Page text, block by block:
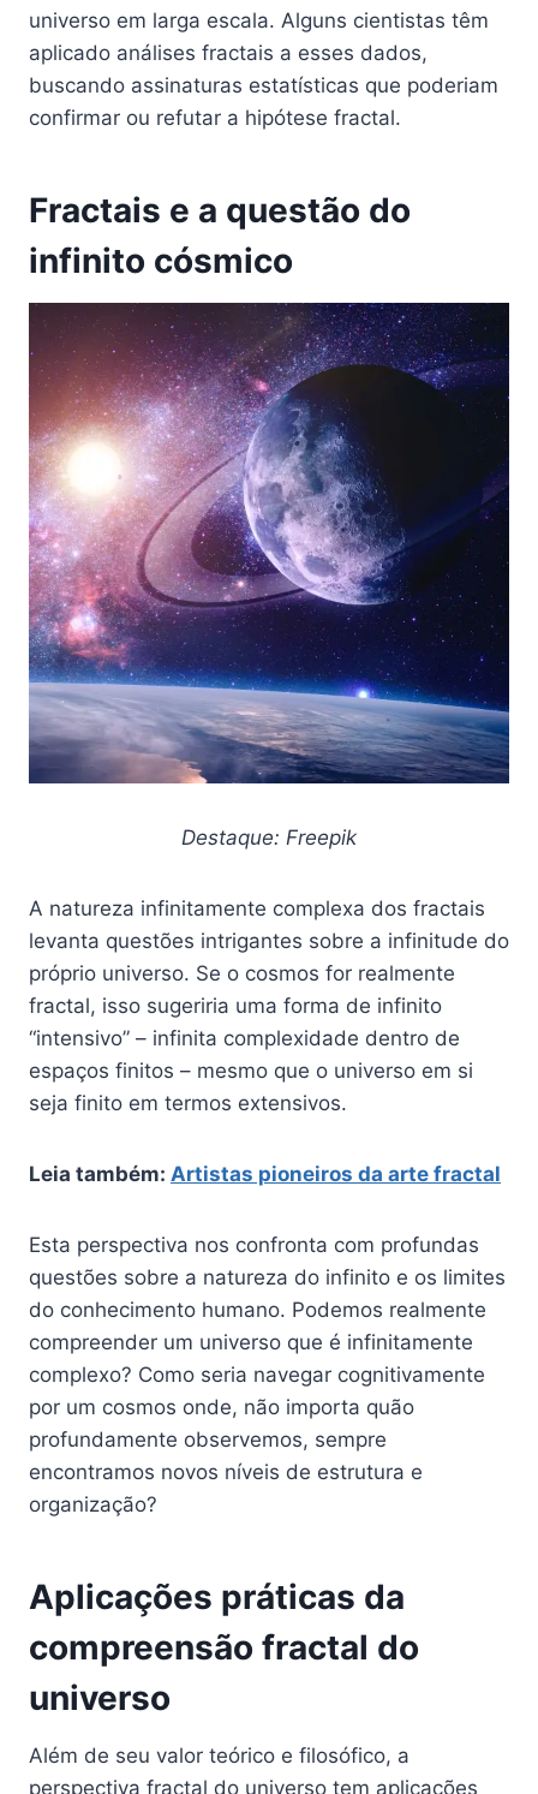
universo em larga escala. Alguns cientistas têm
aplicado análises fractais a esses dados,
buscando assinaturas estatísticas que poderiam
confirmar ou refutar a hipótese fractal.
Fractais e a questão do
infinito cósmico
Destaque: Freepik
A natureza infinitamente complexa dos fractais
levanta questões intrigantes sobre a infinitude do
próprio universo. Se o cosmos for realmente
fractal, isso sugeriria uma forma de infinito
“intensivo” – infinita complexidade dentro de
espaços finitos – mesmo que o universo em si
seja finito em termos extensivos.
Leia também: Artistas pioneiros da arte fractal
Esta perspectiva nos confronta com profundas
questões sobre a natureza do infinito e os limites
do conhecimento humano. Podemos realmente
compreender um universo que é infinitamente
complexo? Como seria navegar cognitivamente
por um cosmos onde, não importa quão
profundamente observemos, sempre
encontramos novos níveis de estrutura e
organização?
Aplicações práticas da
compreensão fractal do
universo
Além de seu valor teórico e filosófico, a
perspectiva fractal do universo tem aplicações